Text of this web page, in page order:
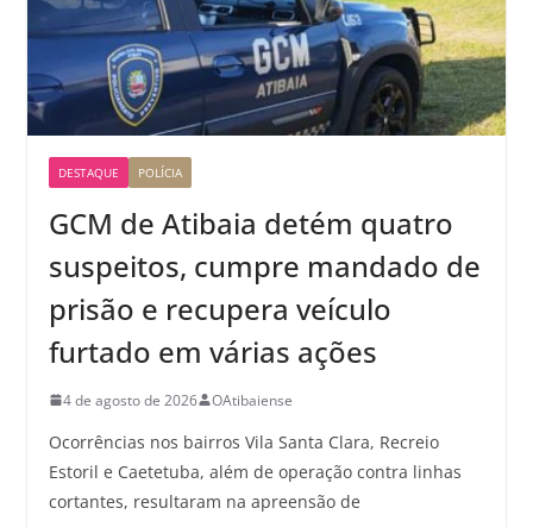
DESTAQUE POLÍCIA
GCM de Atibaia detém quatro
suspeitos, cumpre mandado de
prisão e recupera veículo
furtado em várias ações
4 de agosto de 2026 OAtibaiense
Ocorrências nos bairros Vila Santa Clara, Recreio
Estoril e Caetetuba, além de operação contra linhas
cortantes, resultaram na apreensão de